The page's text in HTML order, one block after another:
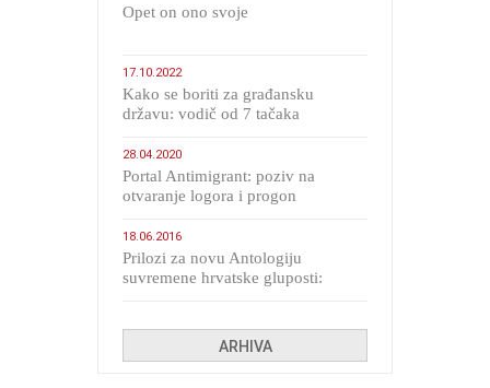
​Opet on ono svoje
17.10.2022
Kako se boriti za građansku
državu: vodič od 7 tačaka
28.04.2020
Portal Antimigrant: poziv na
otvaranje logora i progon
18.06.2016
Prilozi za novu Antologiju
suvremene hrvatske gluposti:
ARHIVA